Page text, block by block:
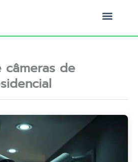
câmeras de